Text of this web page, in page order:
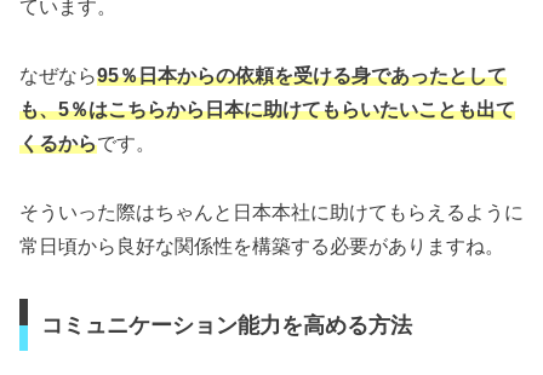
ています。
なぜなら95％日本からの依頼を受ける身であったとして
も、5％はこちらから日本に助けてもらいたいことも出て
くるからです。
そういった際はちゃんと日本本社に助けてもらえるように
常日頃から良好な関係性を構築する必要がありますね。
コミュニケーション能力を高める方法